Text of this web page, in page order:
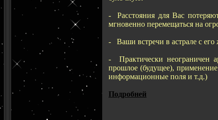
- Расстояния для Вас
мгновенно перемещаться на
- Ваши встречи в астрале с его
- Практически неограничен
прошлое (будущее),
информационные поля и т.д.)
Подробней